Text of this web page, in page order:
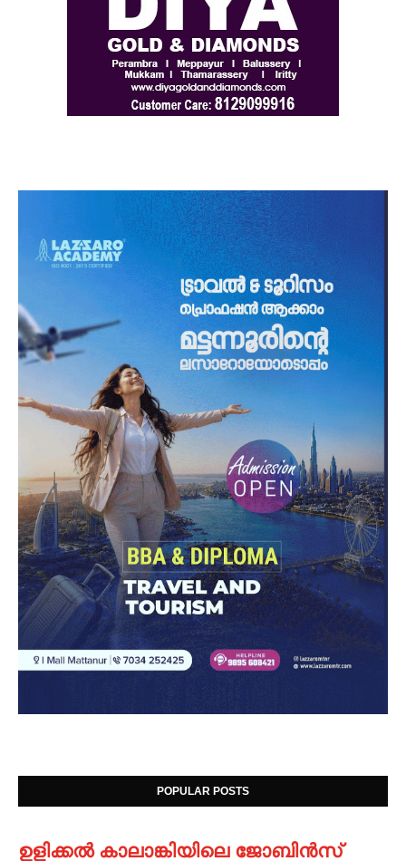
POPULAR POSTS
ഉളിക്കൽ കാലാങ്കിയിലെ ജോബിൻസ്